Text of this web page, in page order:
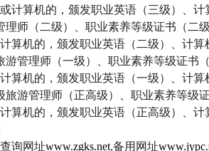
计算机的，颁发职业英语（三级）、计
理师（二级）、职业素养等级证书（二级
算机的，颁发职业英语（二级）、计算
游管理师（一级）、职业素养等级证书
算机的，颁发职业英语（一级）、计算
旅游管理师（正高级）、职业素养等级
算机的，颁发职业英语（正高级）、计
询网址www.zgks.net,备用网址